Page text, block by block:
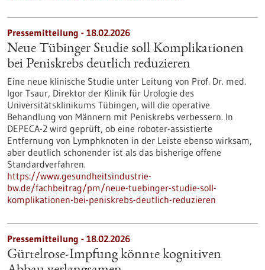
Pressemitteilung - 18.02.2026
Neue Tübinger Studie soll Komplikationen
bei Peniskrebs deutlich reduzieren
Eine neue klinische Studie unter Leitung von Prof. Dr. med.
Igor Tsaur, Direktor der Klinik für Urologie des
Universitätsklinikums Tübingen, will die operative
Behandlung von Männern mit Peniskrebs verbessern. In
DEPECA-2 wird geprüft, ob eine roboter-assistierte
Entfernung von Lymphknoten in der Leiste ebenso wirksam,
aber deutlich schonender ist als das bisherige offene
Standardverfahren.
https://www.gesundheitsindustrie-
bw.de/fachbeitrag/pm/neue-tuebinger-studie-soll-
komplikationen-bei-peniskrebs-deutlich-reduzieren
Pressemitteilung - 18.02.2026
Gürtelrose-Impfung könnte kognitiven